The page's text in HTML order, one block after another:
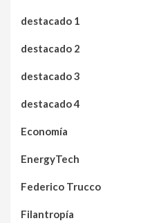
destacado 1
destacado 2
destacado 3
destacado 4
Economía
EnergyTech
Federico Trucco
Filantropía